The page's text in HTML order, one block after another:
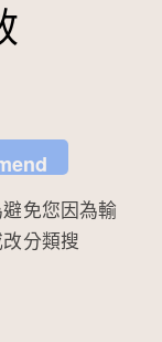
免您因為輸
分類搜